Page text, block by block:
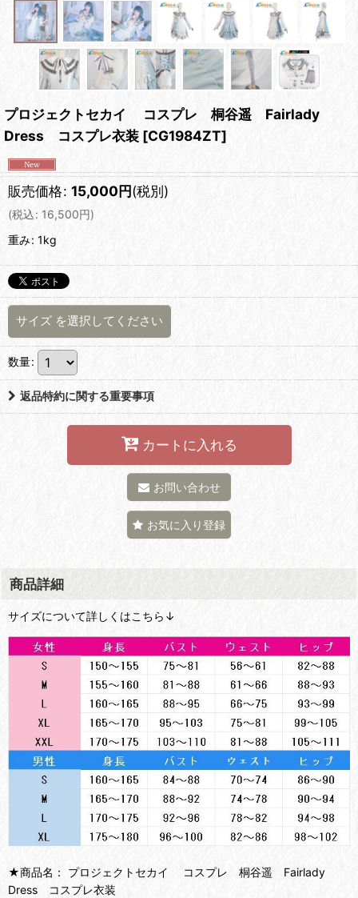
プロジェクトセカイ コスプレ 桐谷遥 Fairlady
Dress コスプレ衣装 [CG1984ZT]
販売価格: 15,000円(税別)
(税込: 16,500円)
重み: 1kg
サイズ を選択してください
数量:
返品特約に関する重要事項
カートに入れる
お問い合わせ
お気に入り登録
商品詳細
サイズについて詳しくはこちら↓
★商品名： プロジェクトセカイ コスプレ 桐谷遥 Fairlady
Dress コスプレ衣装